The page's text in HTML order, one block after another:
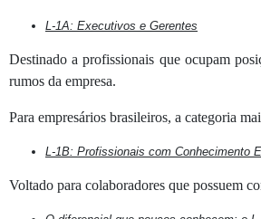
L-1A: Executivos e Gerentes
Destinado a profissionais que ocupam
rumos da empresa.
Para empresários brasileiros, a categoria
L-1B: Profissionais com Conhecimento
Voltado para colaboradores que possuem